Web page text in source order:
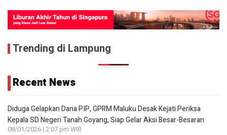
Trending di Lampung
Recent News
Diduga Gelapkan Dana PIP, GPRM Maluku Desak Kejati Periksa
Kepala SD Negeri Tanah Goyang, Siap Gelar Aksi Besar-Besaran
08/01/2026 | 2:07 pm WIB